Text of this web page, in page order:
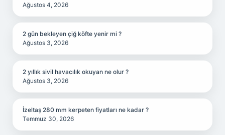
Ağustos 4, 2026
2 gün bekleyen çiğ köfte yenir mi ?
Ağustos 3, 2026
2 yıllık sivil havacılık okuyan ne olur ?
Ağustos 3, 2026
İzeltaş 280 mm kerpeten fiyatları ne kadar ?
Temmuz 30, 2026